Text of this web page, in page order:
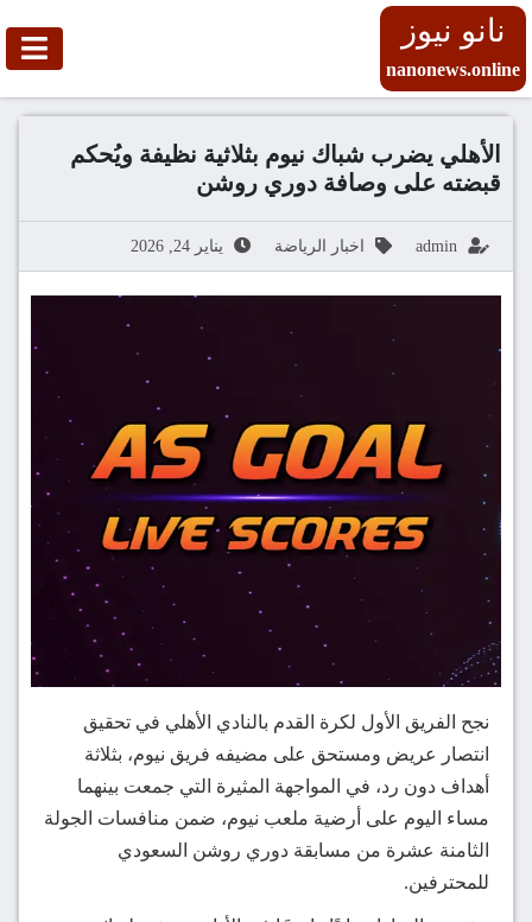
نانو نيوز
nanonews.online
الأهلي يضرب شباك نيوم بثلاثية نظيفة ويُحكم
قبضته على وصافة دوري روشن
admin اخبار الرياضة يناير 24, 2026
نجح الفريق الأول لكرة القدم بالنادي الأهلي في تحقيق
انتصار عريض ومستحق على مضيفه فريق نيوم، بثلاثة
أهداف دون رد، في المواجهة المثيرة التي جمعت بينهما
مساء اليوم على أرضية ملعب نيوم، ضمن منافسات الجولة
الثامنة عشرة من مسابقة دوري روشن السعودي
للمحترفين.